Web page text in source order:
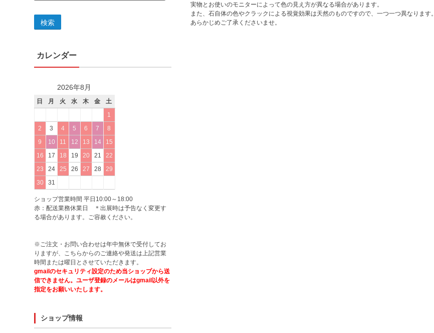
実物とお使いのモニターによって色の見え方が異なる場合があります。
また、石自体の色やクラックによる視覚効果は天然のものですので、一つ一つ異なります。
あらかじめご了承くださいませ。
検索
カレンダー
2026年8月
日 月 火 水 木 金
土
1
2
3 4 5 6 7
8
9
10 11 12 13 14
15
16
17 18 19 20 21
22
23
24 25 26 27 28
29
30
31
ショップ営業時間 平日10:00～18:00
赤：配送業務休業日 ＊出展時は予告なく変更す
る場合があります。ご容赦ください。
※ご注文・お問い合わせは年中無休で受付してお
りますが、こちらからのご連絡や発送は上記営業
時間または曜日とさせていただきます。
gmailのセキュリティ設定のため当ショップから送
信できません。ユーザ登録のメールはgmail以外を
指定をお願いいたします。
ショップ情報